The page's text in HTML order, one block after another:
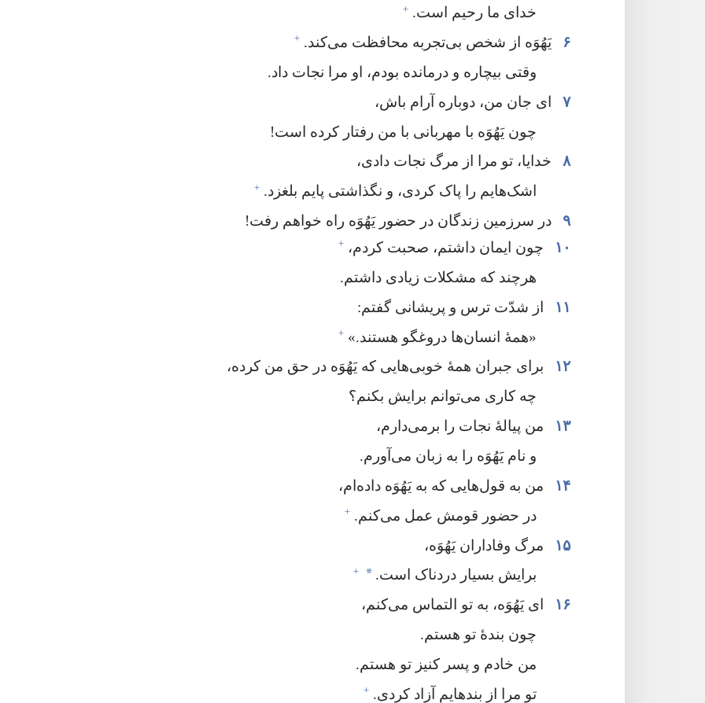
خدای ما رحیم است.‏ +
۶ یَهُوَه از شخص بی‌تجربه محافظت می‌کند.‏ +
وقتی بیچاره و درمانده بودم،‏ او مرا نجات داد.‏
۷
ای جان من،‏ دوباره آرام باش،‏
چون یَهُوَه با مهربانی با من رفتار کرده است!‏
۸
خدایا،‏ تو مرا از مرگ نجات دادی،‏
اشک‌هایم را پاک کردی،‏ و نگذاشتی پایم بلغزد.‏ +
۹
در سرزمین زندگان در حضور یَهُوَه راه خواهم رفت!‏
۱۰
چون ایمان داشتم،‏ صحبت کردم،‏ +
هرچند که مشکلات زیادی داشتم.‏
۱۱
از شدّت ترس و پریشانی گفتم:‏
‏«همهٔ انسان‌ها دروغگو هستند.‏»‏ +
۱۲
برای جبران همهٔ خوبی‌هایی که یَهُوَه در حق من کرده،‏
چه کاری می‌توانم برایش بکنم؟‏
۱۳
من پیالهٔ نجات را برمی‌دارم،‏
و نام یَهُوَه را به زبان می‌آورم.‏
۱۴
من به قول‌هایی که به یَهُوَه داده‌ام،‏
در حضور قومش عمل می‌کنم.‏ +
۱۵
مرگ وفاداران یَهُوَه،‏
برایش بسیار دردناک است.‏ *
+
۱۶
ای یَهُوَه،‏ به تو التماس می‌کنم،‏
چون بندهٔ تو هستم.‏
من خادم و پسر کنیز تو هستم.‏
تو مرا از بندهایم آزاد کردی.‏ +